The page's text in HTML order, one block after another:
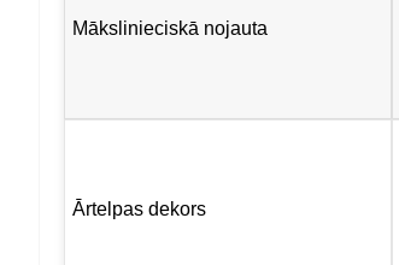
Mākslinieciskā nojauta
Ārtelpas dekors